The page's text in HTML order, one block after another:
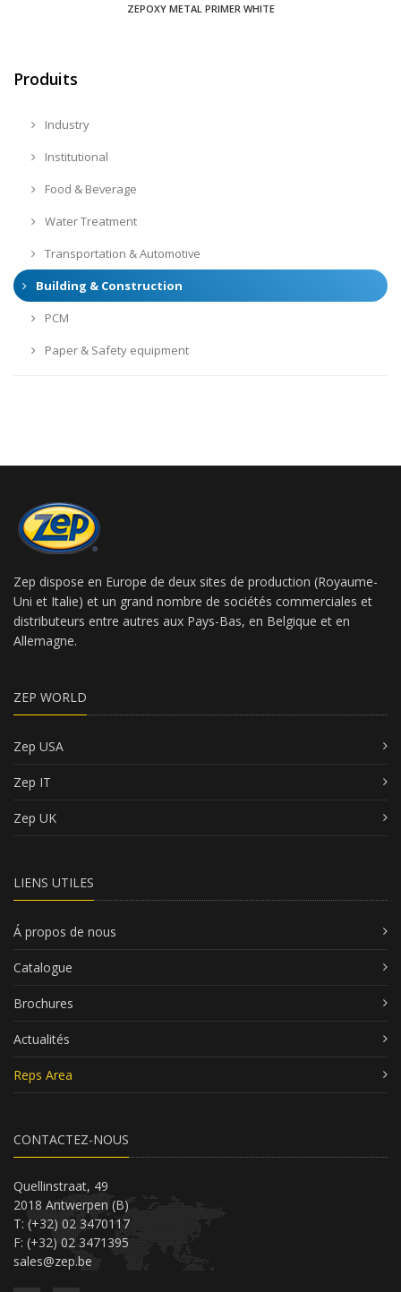
ZEPOXY METAL PRIMER WHITE
Produits
Industry
Institutional
Food & Beverage
Water Treatment
Transportation & Automotive
Building & Construction
PCM
Paper & Safety equipment
Zep dispose en Europe de deux sites de production (Royaume-
Uni et Italie) et un grand nombre de sociétés commerciales et
distributeurs entre autres aux Pays-Bas, en Belgique et en
Allemagne.
ZEP WORLD
Zep USA
Zep IT
Zep UK
LIENS UTILES
Á propos de nous
Catalogue
Brochures
Actualités
Reps Area
CONTACTEZ-NOUS
Quellinstraat, 49
2018 Antwerpen (B)
T: (+32) 02 3470117
F: (+32) 02 3471395
sales@zep.be